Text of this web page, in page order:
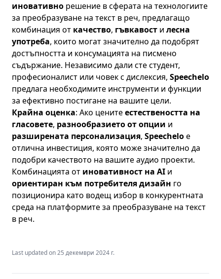
иновативно решение в сферата на технологиите
за преобразуване на текст в реч, предлагащо
комбинация от качество, гъвкавост и лесна
употреба, които могат значително да подобрят
достъпността и консумацията на писмено
съдържание. Независимо дали сте студент,
професионалист или човек с дислексия, Speechelo
предлага необходимите инструменти и функции
за ефективно постигане на вашите цели.
Крайна оценка: Ако ценитеестествеността на
гласовете, разнообразието от опции и
разширената персонализация, Speecheloе
отлична инвестиция, която може значително да
подобри качеството на вашите аудио проекти.
Комбинацията от иновативност на AI и
ориентиран към потребителя дизайн го
позиционира като водещ избор в конкурентната
среда на платформите за преобразуване на текст
в реч.
Last updated on25 декември 2024 г.